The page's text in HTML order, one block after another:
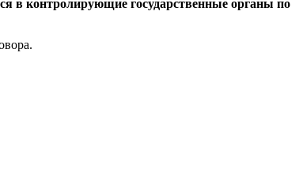
в контролирующие государственные органы по